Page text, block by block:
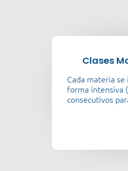
Clases
Cada materia
forma intensiva
consecutivos